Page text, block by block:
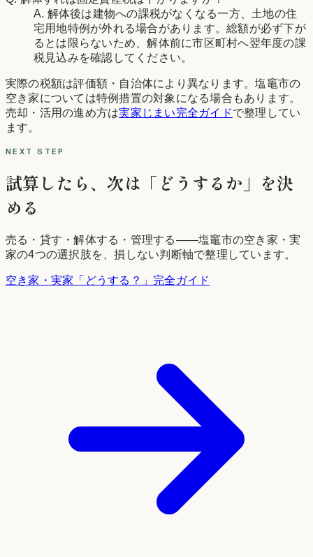
A. 解体後は建物への課税がなくなる一方、土地の住
宅用地特例が外れる場合があります。総額が必ず下が
るとは限らないため、解体前に市区町村へ翌年度の課
税見込みを確認してください。
実際の税額は評価額・自治体により異なります。塩竈市の
空き家については特例措置の対象になる場合もあります。
売却・活用の進め方は実家じまい完全ガイドで整理してい
ます。
NEXT STEP
試算したら、次は「どうするか」を決
める
売る・貸す・解体する・管理する——塩竈市の空き家・実
家の4つの選択肢を、損しない判断軸で整理しています。
空き家・実家「どうする？」完全ガイド